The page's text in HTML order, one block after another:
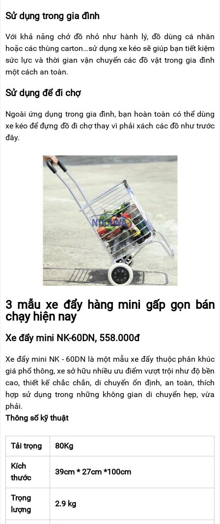
Sử dụng trong gia đình
Với khả năng chở đồ nhỏ như hành lý, đồ dùng cá nhân
hoặc các thùng carton…sử dụng xe kéo sẽ giúp bạn tiết kiệm
sức lực và thời gian vận chuyển các đồ vật trong gia đình
một cách an toàn.
Sử dụng để đi chợ
Ngoài ứng dụng trong gia đình, bạn hoàn toàn có thể dùng
xe kéo để đựng đồ đi chợ thay vì phải xách các đồ như trước
đây.
3 mẫu xe đẩy hàng mini gấp gọn bán
chạy hiện nay
Xe đẩy mini NK-60DN, 558.000đ
Xe đẩy mini NK - 60DN là một mẫu xe đẩy thuộc phân khúc
giá phổ thông, xe sở hữu nhiều ưu điểm vượt trội như độ bền
cao, thiết kế chắc chắn, di chuyển ổn định, an toàn, thích
hợp sử dụng trong những không gian di chuyển hẹp, vừa
phải.
Thông số kỹ thuật
Tải trọng 80Kg
Kích
thước
39cm * 27cm *100cm
Trọng
lượng
2.9 kg